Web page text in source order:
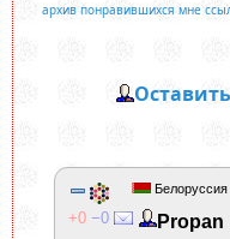
архив понравившихся мне
Белоруссия
0 0 Propan